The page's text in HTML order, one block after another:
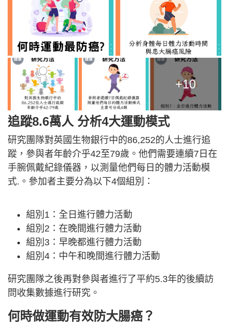
+10
追蹤8.6萬人 分析4大運動模式
研究團隊對英國生物銀行中的86,252的人士進行追
蹤，參與者年齡介乎42至79歲。他們需要連續7日在
手腕佩戴紀錄儀器，以測量他們每日的體力活動模
式.。參加者主要分為以下4個組別：
組別1：全日進行體力活動
組別2：在晚間進行體力活動
組別3：早晚都進行體力活動
組別4：中午和晚間進行體力活動
研究團隊之後再對參與者進行了平約5.3年的後續訪
問收集數據進行研究。
何時做運動有效防大腸癌？